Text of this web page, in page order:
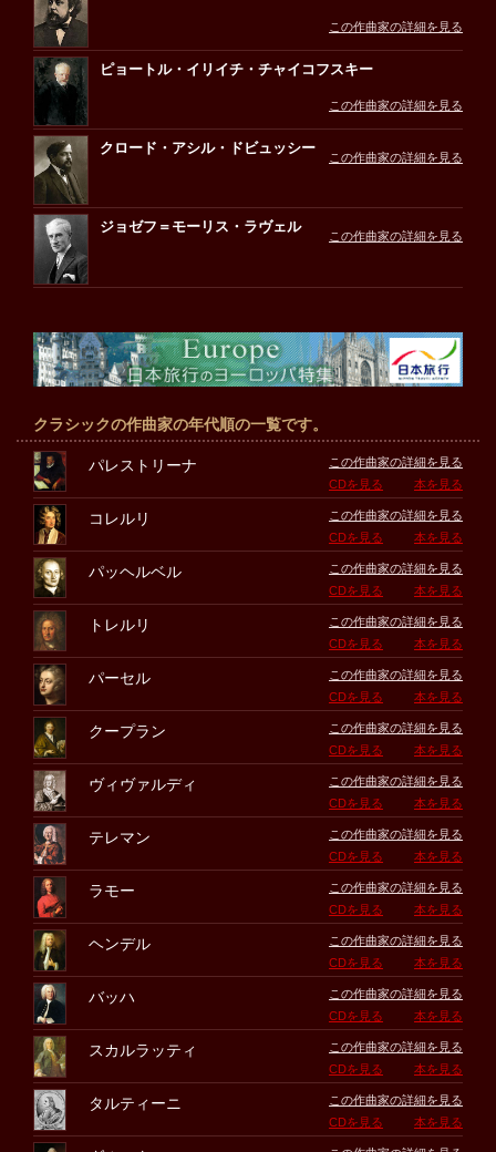
この作曲家の詳細を見る
ピョートル・イリイチ・チャイコフスキー
この作曲家の詳細を見る
クロード・アシル・ドビュッシー
この作曲家の詳細を見る
ジョゼフ＝モーリス・ラヴェル
この作曲家の詳細を見る
クラシックの作曲家の年代順の一覧です。
パレストリーナ
この作曲家の詳細を見る
CDを見る
本を見る
コレルリ
この作曲家の詳細を見る
CDを見る
本を見る
パッヘルベル
この作曲家の詳細を見る
CDを見る
本を見る
トレルリ
この作曲家の詳細を見る
CDを見る
本を見る
パーセル
この作曲家の詳細を見る
CDを見る
本を見る
クープラン
この作曲家の詳細を見る
CDを見る
本を見る
ヴィヴァルディ
この作曲家の詳細を見る
CDを見る
本を見る
テレマン
この作曲家の詳細を見る
CDを見る
本を見る
ラモー
この作曲家の詳細を見る
CDを見る
本を見る
ヘンデル
この作曲家の詳細を見る
CDを見る
本を見る
バッハ
この作曲家の詳細を見る
CDを見る
本を見る
スカルラッティ
この作曲家の詳細を見る
CDを見る
本を見る
タルティーニ
この作曲家の詳細を見る
CDを見る
本を見る